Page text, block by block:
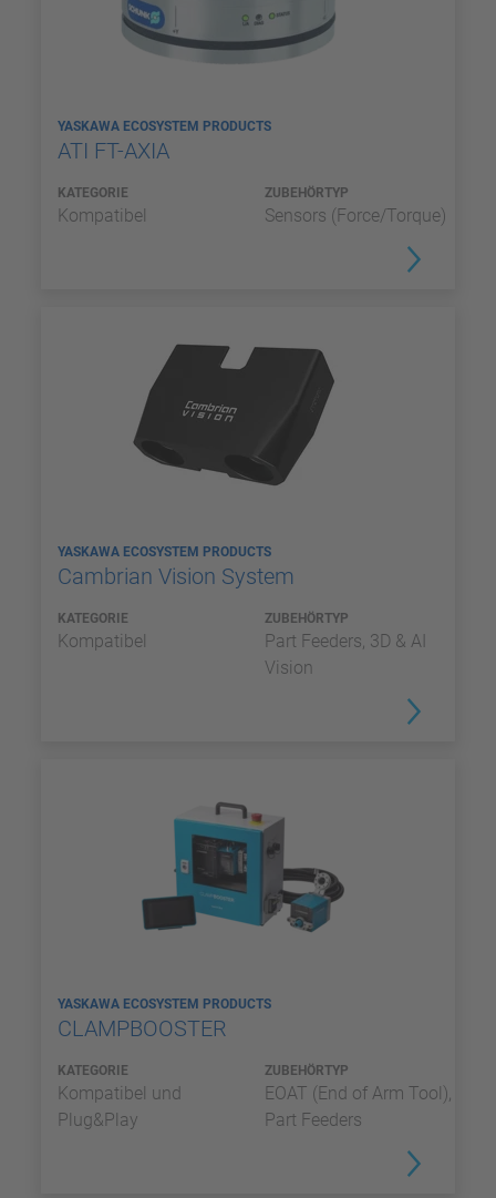
YASKAWA ECOSYSTEM PRODUCTS
ATI FT-AXIA
KATEGORIE
Kompatibel
ZUBEHÖRTYP
Sensors (Force/Torque)
YASKAWA ECOSYSTEM PRODUCTS
Cambrian Vision System
KATEGORIE
Kompatibel
ZUBEHÖRTYP
Part Feeders, 3D & AI
Vision
YASKAWA ECOSYSTEM PRODUCTS
CLAMPBOOSTER
KATEGORIE
Kompatibel und
Plug&Play
ZUBEHÖRTYP
EOAT (End of Arm Tool),
Part Feeders